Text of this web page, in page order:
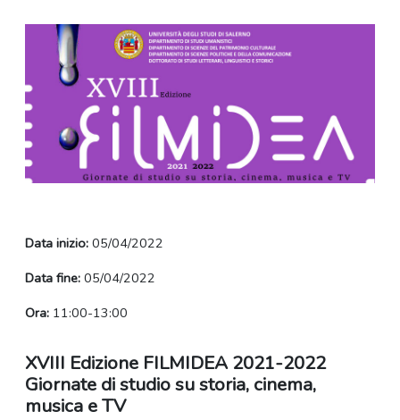
Data inizio: 05/04/2022
Data fine: 05/04/2022
Ora: 11:00-13:00
XVIII Edizione FILMIDEA 2021-2022
Giornate di studio su storia, cinema,
musica e TV